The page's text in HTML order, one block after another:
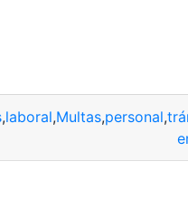
,laboral,Multas,personal,